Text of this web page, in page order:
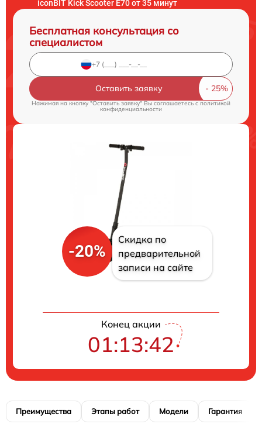
iconBIT Kick Scooter E70 от 35 минут
Бесплатная консультация со
специалистом
Оставить заявку
Нажимая на кнопку "Оставить заявку" Вы соглашаетесь cполитикой
конфиденциальности
-20%
Скидка по
предварительной
записи на сайте
Конец акции
01:13:41
Преимущества Этапы работ Модели Гарантия